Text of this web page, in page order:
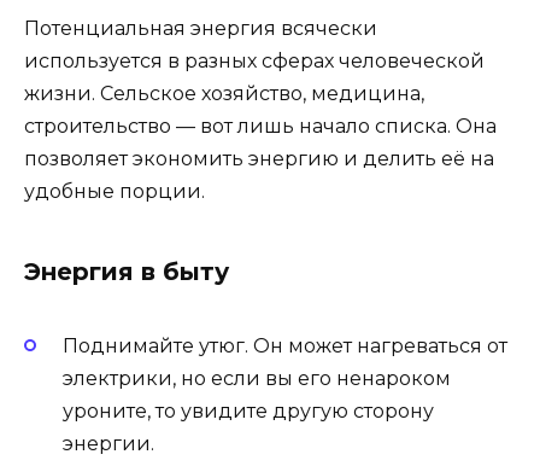
Потенциальная энергия всячески
используется в разных сферах человеческой
жизни. Сельское хозяйство, медицина,
строительство — вот лишь начало списка. Она
позволяет экономить энергию и делить её на
удобные порции.
Энергия в быту
Поднимайте утюг. Он может нагреваться от
электрики, но если вы его ненароком
уроните, то увидите другую сторону
энергии.